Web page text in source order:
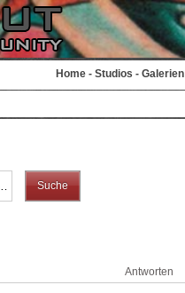
Home - Studios - Galerien
Antworten